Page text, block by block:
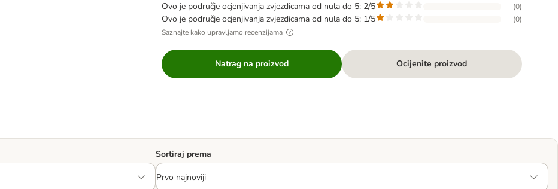
Ovo je područje ocjenjivanja zvjezdicama od nula do 5: 2/5 (0)
Ovo je područje ocjenjivanja zvjezdicama od nula do 5: 1/5 (0)
Saznajte kako upravljamo recenzijama
Natrag na proizvod Ocijenite proizvod
Sortiraj prema